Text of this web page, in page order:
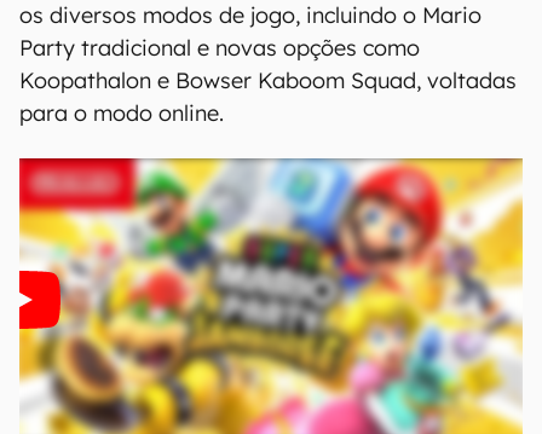
os diversos modos de jogo, incluindo o Mario
Party tradicional e novas opções como
Koopathalon e Bowser Kaboom Squad, voltadas
para o modo online.